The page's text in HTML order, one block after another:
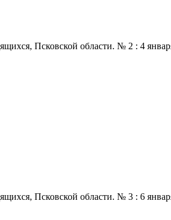
Псковской области. № 2 : 4
Псковской области. № 3 : 6